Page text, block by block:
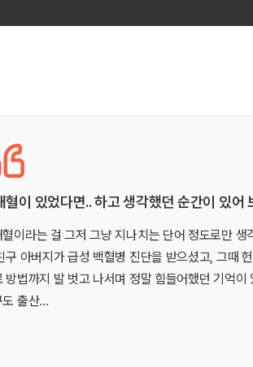
혈이 있었다면.. 하고 생각했던 순간이 있어
혈이라는 걸 그저 그냥 지나치는 단어 정도로만 생
구 아버지가 급성 백혈병 진단을 받으셨고, 그때
방법까지 발 벗고 나서며 정말 힘들어했던 기억이
도 출산…